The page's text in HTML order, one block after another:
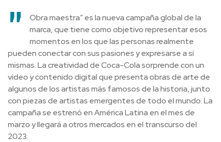
"
Obra maestra” es la nueva campaña global de la
marca, que tiene como objetivo representar esos
momentos en los que las personas realmente
pueden conectar con sus pasiones y expresarse a sí
mismas. La creatividad de Coca-Cola sorprende con un
video y contenido digital que presenta obras de arte de
algunos de los artistas más famosos de la historia, junto
con piezas de artistas emergentes de todo el mundo. La
campaña se estrenó en América Latina en el mes de
marzo y llegará a otros mercados en el transcurso del
2023.